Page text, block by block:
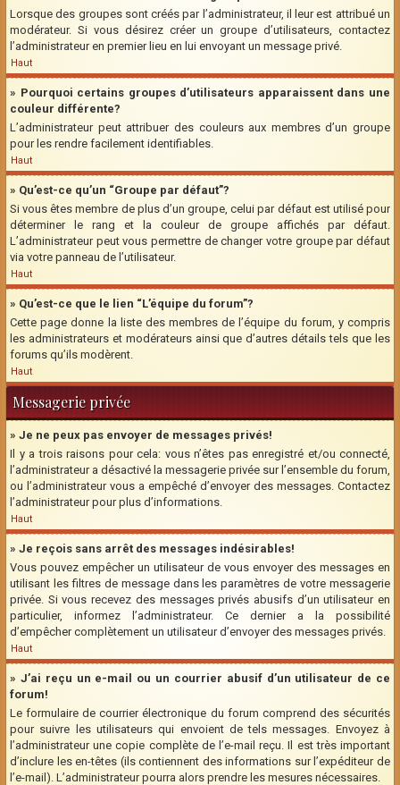
Lorsque des groupes sont créés par l’administrateur, il leur est attribué un
modérateur. Si vous désirez créer un groupe d’utilisateurs, contactez
l’administrateur en premier lieu en lui envoyant un message privé.
Haut
» Pourquoi certains groupes d’utilisateurs apparaissent dans une
couleur différente?
L’administrateur peut attribuer des couleurs aux membres d’un groupe
pour les rendre facilement identifiables.
Haut
» Qu’est-ce qu’un “Groupe par défaut”?
Si vous êtes membre de plus d’un groupe, celui par défaut est utilisé pour
déterminer le rang et la couleur de groupe affichés par défaut.
L’administrateur peut vous permettre de changer votre groupe par défaut
via votre panneau de l’utilisateur.
Haut
» Qu’est-ce que le lien “L’équipe du forum”?
Cette page donne la liste des membres de l’équipe du forum, y compris
les administrateurs et modérateurs ainsi que d’autres détails tels que les
forums qu’ils modèrent.
Haut
Messagerie privée
» Je ne peux pas envoyer de messages privés!
Il y a trois raisons pour cela: vous n’êtes pas enregistré et/ou connecté,
l’administrateur a désactivé la messagerie privée sur l’ensemble du forum,
ou l’administrateur vous a empêché d’envoyer des messages. Contactez
l’administrateur pour plus d’informations.
Haut
» Je reçois sans arrêt des messages indésirables!
Vous pouvez empêcher un utilisateur de vous envoyer des messages en
utilisant les filtres de message dans les paramètres de votre messagerie
privée. Si vous recevez des messages privés abusifs d’un utilisateur en
particulier, informez l’administrateur. Ce dernier a la possibilité
d’empêcher complètement un utilisateur d’envoyer des messages privés.
Haut
» J’ai reçu un e-mail ou un courrier abusif d’un utilisateur de ce
forum!
Le formulaire de courrier électronique du forum comprend des sécurités
pour suivre les utilisateurs qui envoient de tels messages. Envoyez à
l’administrateur une copie complète de l’e-mail reçu. Il est très important
d’inclure les en-têtes (ils contiennent des informations sur l’expéditeur de
l’e-mail). L’administrateur pourra alors prendre les mesures nécessaires.